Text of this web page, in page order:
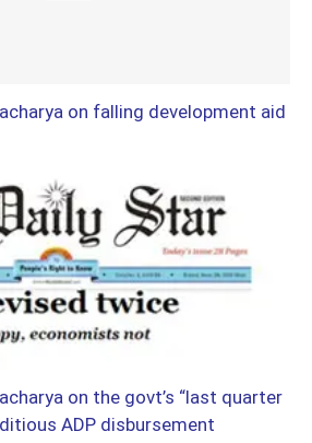
on falling development aid
on the govt’s “last quarter
ADP disbursement